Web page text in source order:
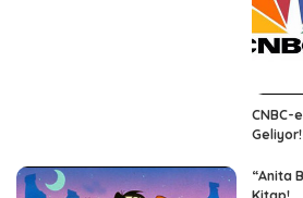
CNBC-
Geliyor!
“Anita